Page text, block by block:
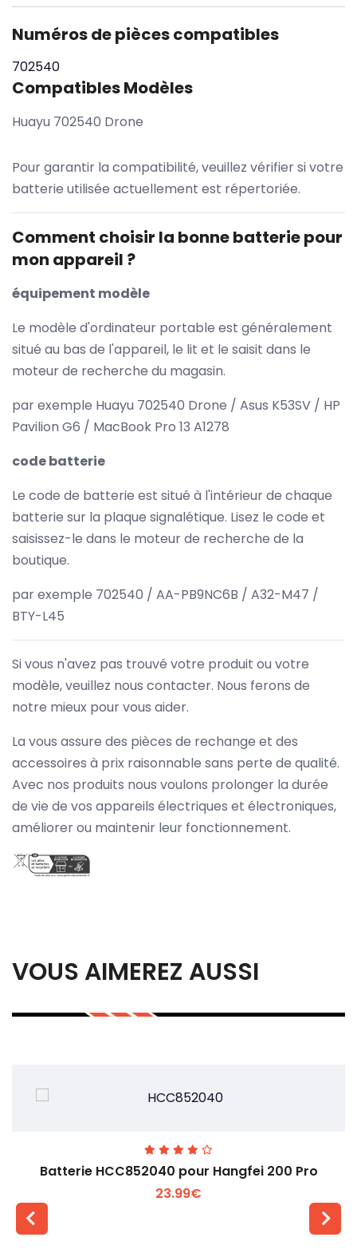
Numéros de pièces compatibles
702540
Compatibles Modèles
Huayu 702540 Drone
Pour garantir la compatibilité, veuillez vérifier si votre
batterie utilisée actuellement est répertoriée.
Comment choisir la bonne batterie pour
mon appareil ?
équipement modèle
Le modèle d'ordinateur portable est généralement
situé au bas de l'appareil, le lit et le saisit dans le
moteur de recherche du magasin.
par exemple Huayu 702540 Drone / Asus K53SV / HP
Pavilion G6 / MacBook Pro 13 A1278
code batterie
Le code de batterie est situé à l'intérieur de chaque
batterie sur la plaque signalétique. Lisez le code et
saisissez-le dans le moteur de recherche de la
boutique.
par exemple 702540 / AA-PB9NC6B / A32-M47 /
BTY-L45
Si vous n'avez pas trouvé votre produit ou votre
modèle, veuillez nous contacter. Nous ferons de
notre mieux pour vous aider.
La vous assure des pièces de rechange et des
accessoires à prix raisonnable sans perte de qualité.
Avec nos produits nous voulons prolonger la durée
de vie de vos appareils électriques et électroniques,
améliorer ou maintenir leur fonctionnement.
VOUS AIMEREZ AUSSI
Batterie HCC852040 pour Hangfei 200 Pro
23.99€